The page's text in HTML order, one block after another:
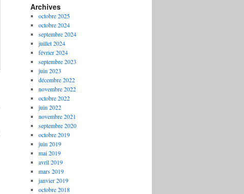
Archives
octobre 2025
octobre 2024
septembre 2024
juillet 2024
février 2024
septembre 2023
juin 2023
décembre 2022
novembre 2022
octobre 2022
juin 2022
novembre 2021
septembre 2020
octobre 2019
juin 2019
mai 2019
avril 2019
mars 2019
janvier 2019
octobre 2018